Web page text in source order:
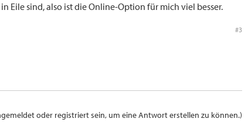
Eile sind, also ist die Online-Option für mich viel besser.
#3
oder registriert sein, um eine Antwort erstellen zu können.)